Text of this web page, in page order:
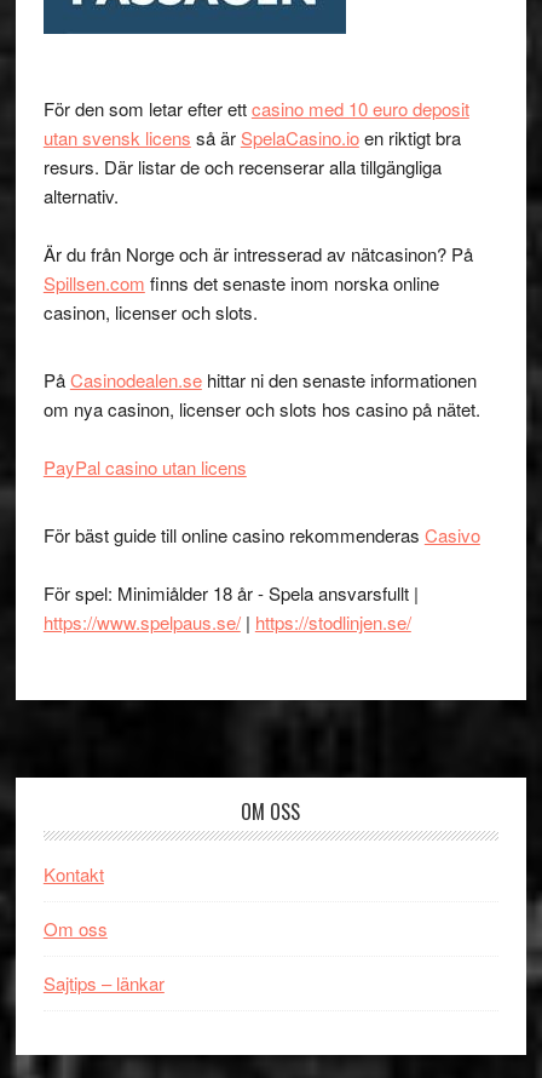
För den som letar efter ettcasino med 10 euro deposit
utan svensk licens så ärSpelaCasino.ioen riktigt bra
resurs. Där listar de och recenserar alla tillgängliga
alternativ.
Är du från Norge och är intresserad av nätcasinon? På
Spillsen.com finns det senaste inom norska online
casinon, licenser och slots.
PåCasinodealen.sehittar ni den senaste informationen
om nya casinon, licenser och slots hos casino på nätet.
PayPal casino utan licens
För bäst guide till online casino rekommenderas Casivo
För spel: Minimiålder 18 år - Spela ansvarsfullt |
https://www.spelpaus.se/| https://stodlinjen.se/
OM OSS
Kontakt
Om oss
Sajtips – länkar